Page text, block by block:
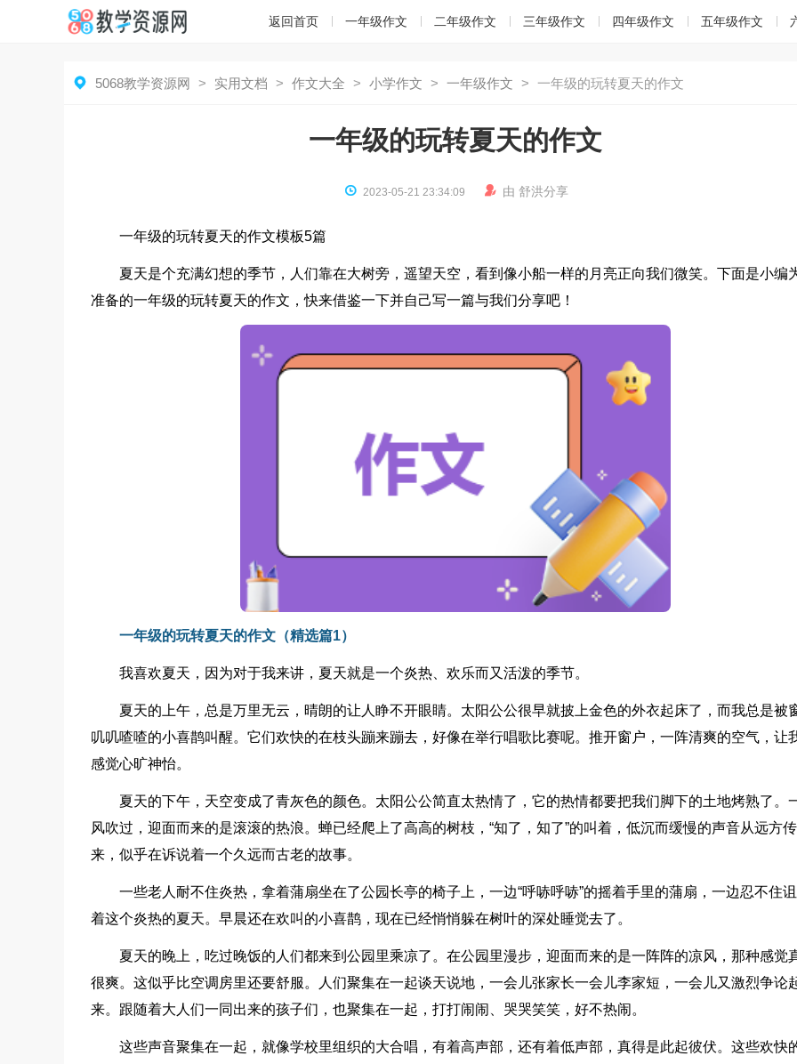
返回首页 一年级作文 二年级作文 三年级作文 四年级作文 五年级作文
 5068教学资源网 > 实用文档 > 作文大全 > 小学作文 > 一年级作文 > 一年级的玩转夏天的作文
一年级的玩转夏天的作文
 2023-05-21 23:34:09  由 舒洪分享
一年级的玩转夏天的作文模板5篇
夏天是个充满幻想的季节，人们靠在大树旁，遥望天空，看到像小船一样的月亮正向我们微笑。下面是小编
准备的一年级的玩转夏天的作文，快来借鉴一下并自己写一篇与我们分享吧！
一年级的玩转夏天的作文（精选篇1）
我喜欢夏天，因为对于我来讲，夏天就是一个炎热、欢乐而又活泼的季节。
夏天的上午，总是万里无云，晴朗的让人睁不开眼睛。太阳公公很早就披上金色的外衣起床了，而我总是被
叽叽喳喳的小喜鹊叫醒。它们欢快的在枝头蹦来蹦去，好像在举行唱歌比赛呢。推开窗户，一阵清爽的空气，让
感觉心旷神怡。
夏天的下午，天空变成了青灰色的颜色。太阳公公简直太热情了，它的热情都要把我们脚下的土地烤熟了。
风吹过，迎面而来的是滚滚的热浪。蝉已经爬上了高高的树枝，“知了，知了”的叫着，低沉而缓慢的声音从远方传
来，似乎在诉说着一个久远而古老的故事。
一些老人耐不住炎热，拿着蒲扇坐在了公园长亭的椅子上，一边“呼哧呼哧”的摇着手里的蒲扇，一边忍不住
着这个炎热的夏天。早晨还在欢叫的小喜鹊，现在已经悄悄躲在树叶的深处睡觉去了。
夏天的晚上，吃过晚饭的人们都来到公园里乘凉了。在公园里漫步，迎面而来的是一阵阵的凉风，那种感觉
很爽。这似乎比空调房里还要舒服。人们聚集在一起谈天说地，一会儿张家长一会儿李家短，一会儿又激烈争论
来。跟随着大人们一同出来的孩子们，也聚集在一起，打打闹闹、哭哭笑笑，好不热闹。
这些声音聚集在一起，就像学校里组织的大合唱，有着高声部，还有着低声部，真得是此起彼伏。这些欢快